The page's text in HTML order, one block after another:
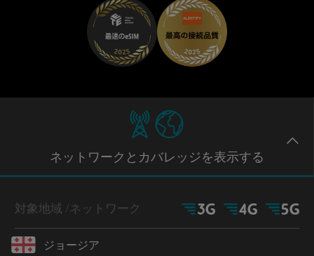
ネットワークとカバレッジを表示する
対象地域 /ネットワーク
ジョージア